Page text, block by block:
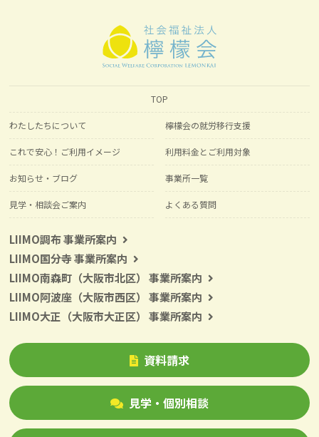
TOP
わたしたちについて 檸檬会の就労移行支援
これで安心！ご利用イメージ 利用料金とご利用対象
お知らせ・ブログ 事業所一覧
見学・相談会ご案内 よくある質問
LIIMO調布 事業所案内
LIIMO国分寺 事業所案内
LIIMO南森町（大阪市北区） 事業所案内
LIIMO阿波座（大阪市西区） 事業所案内
LIIMO大正（大阪市大正区） 事業所案内
資料請求
見学・個別相談